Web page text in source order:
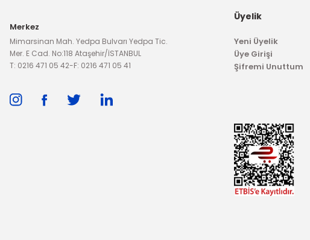
Merkez
Mimarsinan Mah. Yedpa Bulvarı Yedpa Tic.
Mer. E Cad. No:118 Ataşehir/İSTANBUL
T: 0216 471 05 42-F: 0216 471 05 41
Üyelik
Yeni Üyelik
Üye Girişi
Şifremi Unuttum